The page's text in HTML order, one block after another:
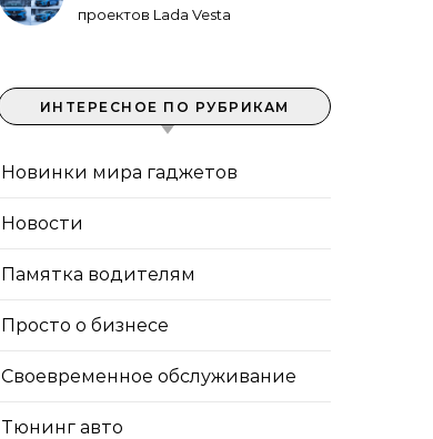
проектов Lada Vesta
ИНТЕРЕСНОЕ ПО РУБРИКАМ
Новинки мира гаджетов
Новости
Памятка водителям
Просто о бизнесе
Своевременное обслуживание
Тюнинг авто